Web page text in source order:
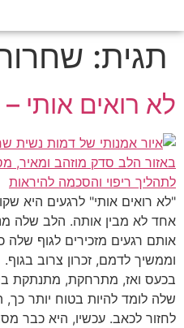
תגית:
לא רואים אותי
"לא רואים אותי" לרגעים היא
אחד לא מבין אותה. הלב שלה
אותם רגעים מזכירים לגוף
וממשיך לדמם, זכרון צרוב
בכעס ואז, מתרחקת, מתנתקת
שלה לומד להיות בטוח יותר
לחזור לכאב. עכשיו, היא כבר